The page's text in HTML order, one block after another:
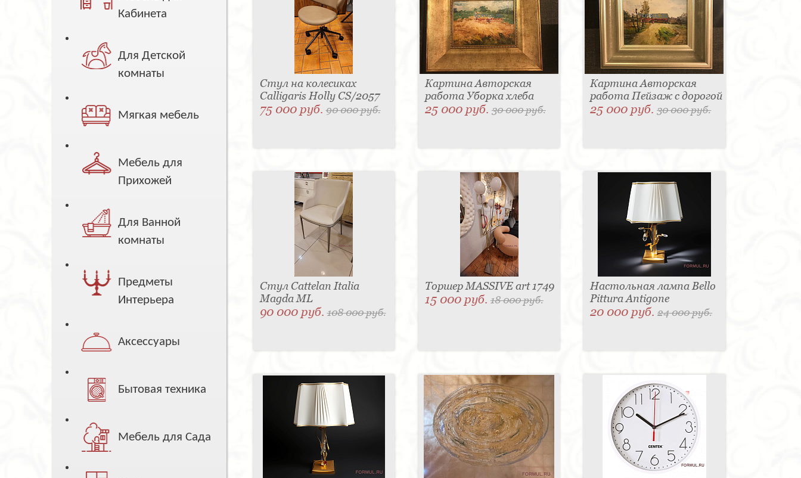
Кабинета
Для Детской
комнаты
Мягкая мебель
Мебель для
Прихожей
Для Ванной
комнаты
Предметы
Интерьера
Аксессуары
Бытовая техника
Мебель для Сада
Стул на колесиках
Calligaris Holly CS/2057
75 000 руб.90 000 руб.
Картина Авторская
работа Уборка хлеба
25 000 руб. 30 000 руб.
Картина Авторская
работа Пейзаж с дорогой
25 000 руб.30 000 руб.
Стул Cattelan Italia
Magda ML
90 000 руб.108 000 руб.
Торшер MASSIVE art 1749
15 000 руб. 18 000 руб.
Настольная лампа Bello
Pittura Antigone
20 000 руб.24 000 руб.